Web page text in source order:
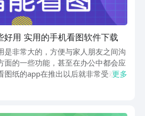
用 实用的手机看图软件下载
是非常大的，方便与家人朋友之间沟
面的一些功能，甚至在办公中都会应
图纸的app在推出以后就非常受欢
哪个好用?下载好用的一款到手机
更多